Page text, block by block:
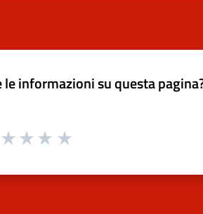
informazioni su questa